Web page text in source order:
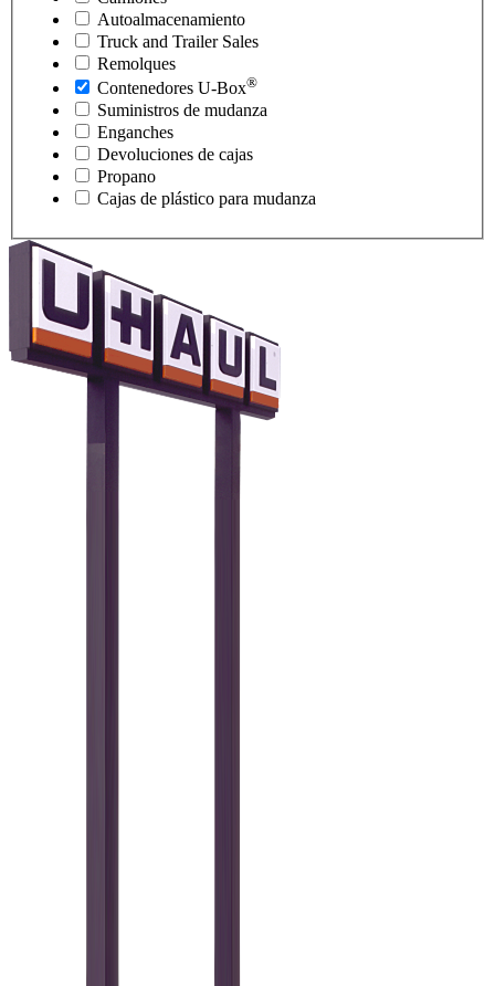
Autoalmacenamiento
Truck and Trailer Sales
Remolques
Contenedores U-Box®
Suministros de mudanza
Enganches
Devoluciones de cajas
Propano
Cajas de plástico para mudanza